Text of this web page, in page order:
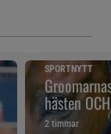
SPORTNYTT
hästen
2 timmar